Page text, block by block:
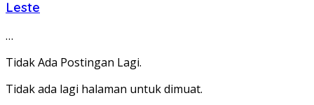
Leste
…
Tidak Ada Postingan Lagi.
Tidak ada lagi halaman untuk dimuat.